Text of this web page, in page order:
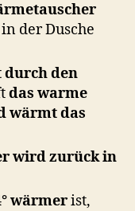
der Dusche
durch den
das warme
wärmt das
wird zurück in
wärmerist,